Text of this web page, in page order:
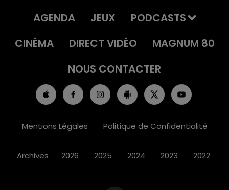
AGENDA
JEUX
PODCASTS
CINÉMA
DIRECT VIDÉO
MAGNUM 80
NOUS CONTACTER
Mentions Légales Politique de Confidentialité
Archives 2026 2025 2024 2023 2022